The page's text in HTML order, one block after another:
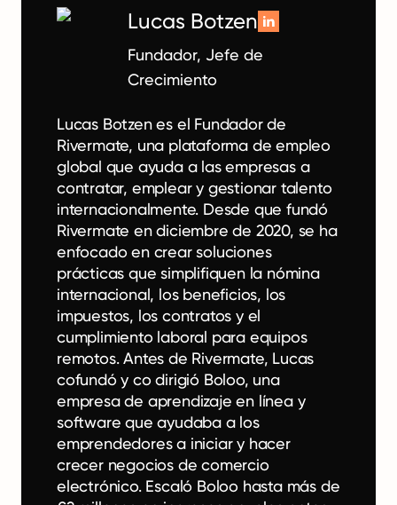
Lucas Botzen
Fundador, Jefe de
Crecimiento
Lucas Botzen es el Fundador de
Rivermate, una plataforma de empleo
global que ayuda a las empresas a
contratar, emplear y gestionar talento
internacionalmente. Desde que fundó
Rivermate en diciembre de 2020, se ha
enfocado en crear soluciones
prácticas que simplifiquen la nómina
internacional, los beneficios, los
impuestos, los contratos y el
cumplimiento laboral para equipos
remotos. Antes de Rivermate, Lucas
cofundó y co dirigió Boloo, una
empresa de aprendizaje en línea y
software que ayudaba a los
emprendedores a iniciar y hacer
crecer negocios de comercio
electrónico. Escaló Boloo hasta más de